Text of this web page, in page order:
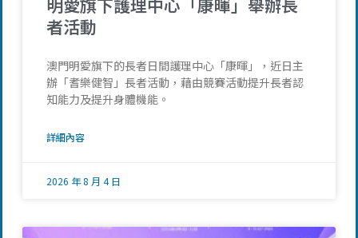
者活動
澳門明愛旗下的長者日間護理中心「康暉」，近日主
辦「耆樂健智」長者活動，藉由競賽活動提升長者認
知能力及提升身體機能。
詳細內容
2026 年 8 月 4 日